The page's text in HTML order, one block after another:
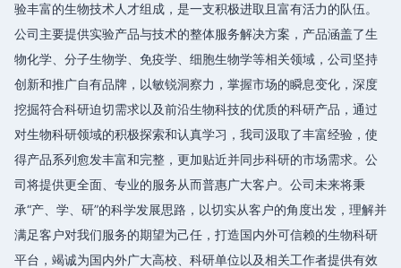
验丰富的生物技术人才组成，是一支积极进取且富有活力的队伍。
公司主要提供实验产品与技术的整体服务解决方案，产品涵盖了生
物化学、分子生物学、免疫学、细胞生物学等相关领域，公司坚持
创新和推广自有品牌，以敏锐洞察力，掌握市场的瞬息变化，深度
挖掘符合科研迫切需求以及前沿生物科技的优质的科研产品，通过
对生物科研领域的积极探索和认真学习，我司汲取了丰富经验，使
得产品系列愈发丰富和完整，更加贴近并同步科研的市场需求。公
司将提供更全面、专业的服务从而普惠广大客户。公司未来将秉
承“产、学、研”的科学发展思路，以切实从客户的角度出发，理解并
满足客户对我们服务的期望为己任，打造国内外可信赖的生物科研
平台，竭诚为国内外广大高校、科研单位以及相关工作者提供有效